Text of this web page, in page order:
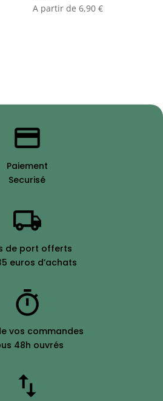
A partir de 6,90 €
Paiement
Securisé
de port offerts
euros d’achats
vos commandes
48h ouvrés